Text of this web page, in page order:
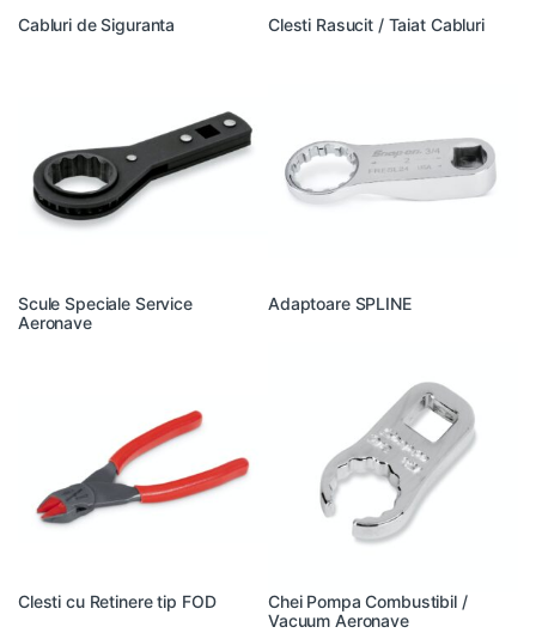
Cabluri de Siguranta Clesti Rasucit / Taiat Cabluri
Scule Speciale Service
Aeronave
Adaptoare SPLINE
Clesti cu Retinere tip FOD
Chei Pompa Combustibil /
Vacuum Aeronave